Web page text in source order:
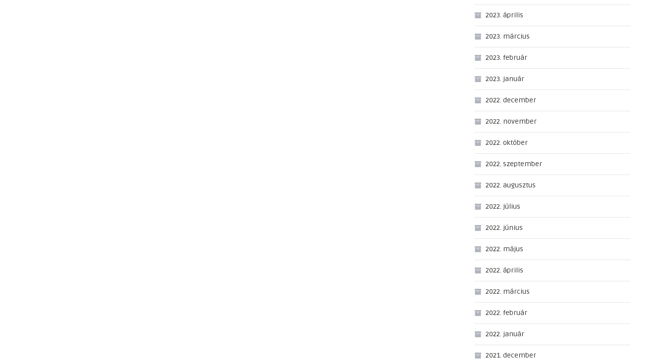
2023. április
2023. március
2023. február
2023. január
2022. december
2022. november
2022. október
2022. szeptember
2022. augusztus
2022. július
2022. június
2022. május
2022. április
2022. március
2022. február
2022. január
2021. december